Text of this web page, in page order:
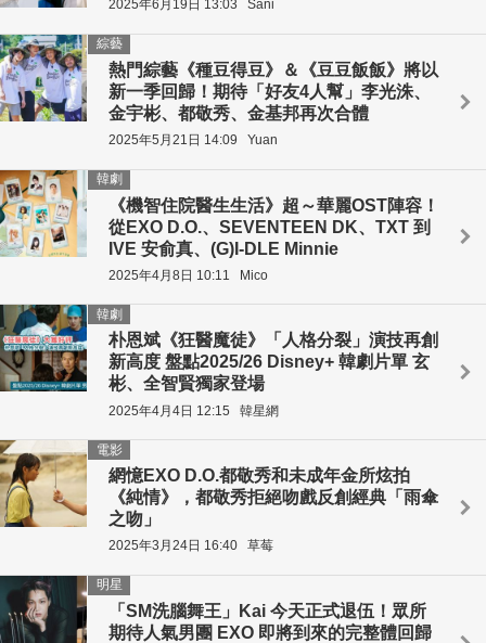
2025年6月19日 13:03 Sani
熱門綜藝《種豆得豆》＆《豆豆飯飯》將以
新一季回歸！期待「好友4人幫」李光洙、
金宇彬、都敬秀、金基邦再次合體
綜藝
2025年5月21日 14:09 Yuan
《機智住院醫生生活》超～華麗OST陣容！
從EXO D.O.、SEVENTEEN DK、TXT 到
IVE 安俞真、(G)I-DLE Minnie
韓劇
2025年4月8日 10:11 Mico
朴恩斌《狂醫魔徒》「人格分裂」演技再創
新高度 盤點2025/26 Disney+ 韓劇片單 玄
彬、全智賢獨家登場
韓劇
2025年4月4日 12:15 韓星網
網憶EXO D.O.都敬秀和未成年金所炫拍
《純情》，都敬秀拒絕吻戲反創經典「雨傘
之吻」
電影
2025年3月24日 16:40 草莓
「SM洗腦舞王」Kai 今天正式退伍！眾所
期待人氣男團 EXO 即將到來的完整體回歸
明星